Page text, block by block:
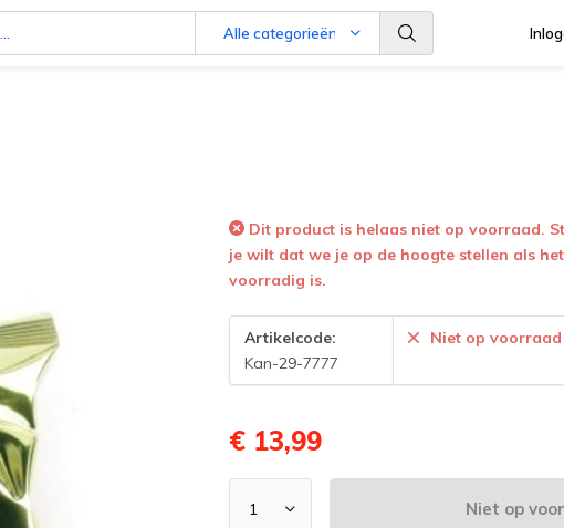
Alle categorieën
Dit product is helaas niet op voorraad.
je wilt dat we je op de hoogte stellen als
voorradig is.
Artikelcode:
Kan-29-7777
Niet op voorraad
€ 13,99
Niet op